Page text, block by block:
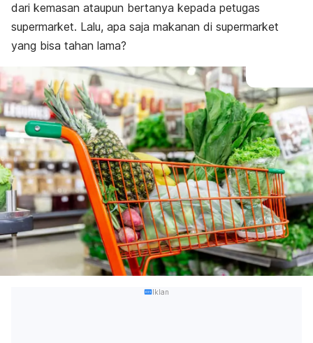
dari kemasan ataupun bertanya kepada petugas
supermarket. Lalu, apa saja makanan di supermarket
yang bisa tahan lama?
Iklan